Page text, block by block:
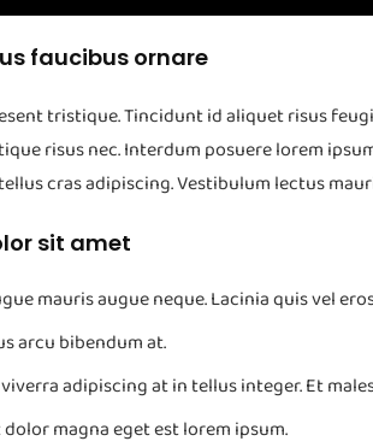
faucibus ornare
tristique. Tincidunt id aliquet risus
risus nec. Interdum posuere lorem
cras adipiscing. Vestibulum lectus
sit amet
mauris augue neque. Lacinia quis vel
arcu bibendum at.
adipiscing at in tellus integer. Et
magna eget est lorem ipsum.